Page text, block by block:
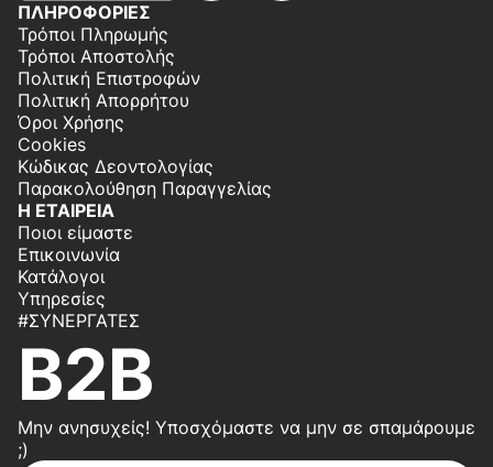
ΠΛΗΡΟΦΟΡΙΕΣ
Τρόποι Πληρωμής
Τρόποι Αποστολής
Πολιτική Επιστροφών
Πολιτική Απορρήτου
Όροι Χρήσης
Cookies
Κώδικας Δεοντολογίας
Παρακολούθηση Παραγγελίας
Η ΕΤΑΙΡΕΙΑ
Ποιοι είμαστε
Επικοινωνία
Κατάλογοι
Υπηρεσίες
#ΣΥΝΕΡΓΆΤΕΣ
B2B
Μην ανησυχείς! Υποσχόμαστε να μην σε σπαμάρουμε
;)